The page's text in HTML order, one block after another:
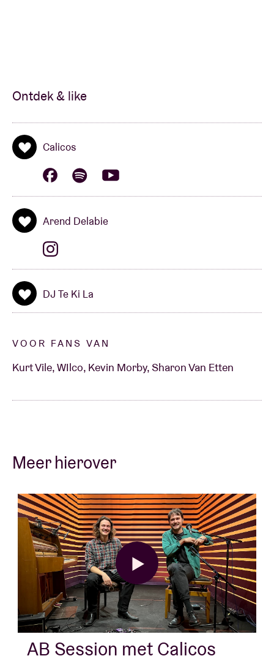
Ontdek & like
Calicos
Arend Delabie
DJ Te Ki La
VOOR FANS VAN
Kurt Vile, WIlco, Kevin Morby, Sharon Van Etten
Meer hierover
AB Session met Calicos